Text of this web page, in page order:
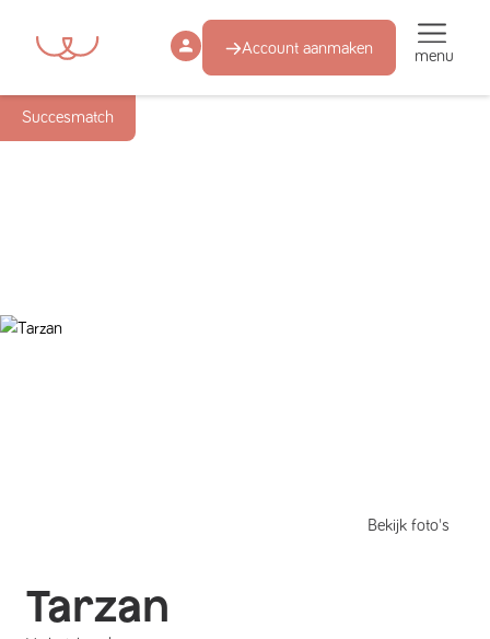
Account aanmaken menu
Succesmatch
Bekijk foto's
Tarzan